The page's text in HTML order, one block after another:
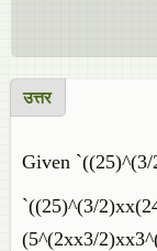
उत्तर
Given `((25)^(3/
`((25)^(3/
(5^(2xx3/